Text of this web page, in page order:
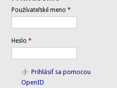
Používateľské meno*
Heslo*
Prihlásiť sa pomocou
OpenID